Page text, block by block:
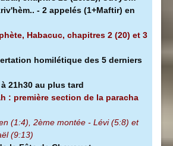
- 2 appelés (1+Maftir) en
Habacuc, chapitres 2 (20) et 3
homilétique des 5 derniers
21h30 au plus tard
: première section de la paracha
(1:4), 2ème montée - Lévi (5:8) et
(9:13)